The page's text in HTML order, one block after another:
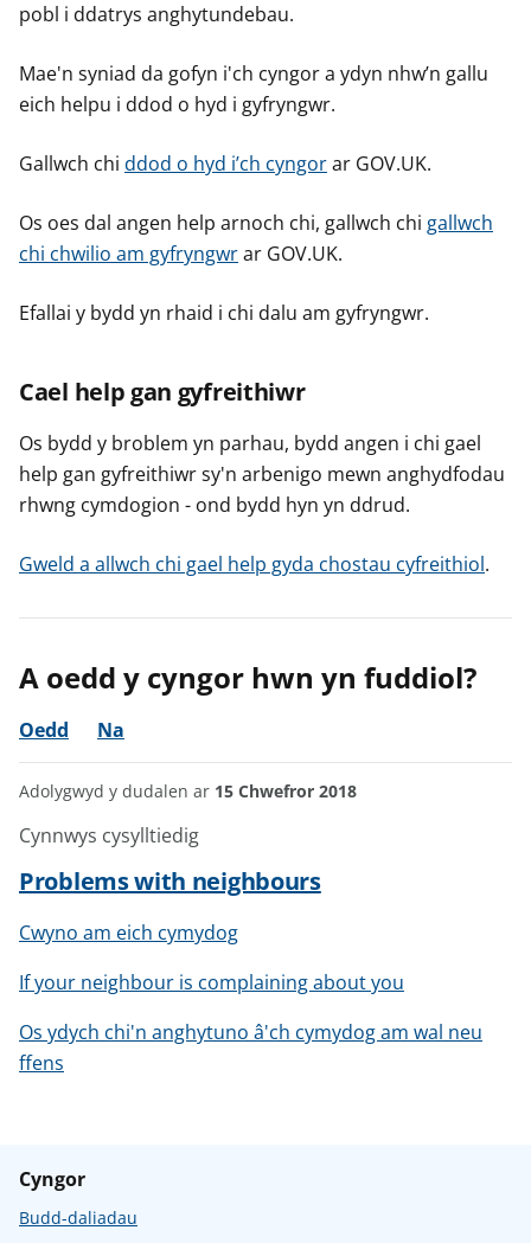
pobl i ddatrys anghytundebau.
Mae'n syniad da gofyn i'ch cyngor a ydyn nhw’n gallu
eich helpu i ddod o hyd i gyfryngwr.
Gallwch chi ddod o hyd i’ch cyngorar GOV.UK.
Os oes dal angen help arnoch chi, gallwch chi gallwch
chi chwilio am gyfryngwrar GOV.UK.
Efallai y bydd yn rhaid i chi dalu am gyfryngwr.
Cael help gan gyfreithiwr
Os bydd y broblem yn parhau, bydd angen i chi gael
help gan gyfreithiwr sy'n arbenigo mewn anghydfodau
rhwng cymdogion - ond bydd hyn yn ddrud.
Gweld a allwch chi gael help gyda chostau cyfreithiol.
A oedd y cyngor hwn yn fuddiol?
Oedd Na
Adolygwyd y dudalen ar 15 Chwefror 2018
Cynnwys cysylltiedig
Problems with neighbours
Cwyno am eich cymydog
If your neighbour is complaining about you
Os ydych chi'n anghytuno â'ch cymydog am wal neu
ffens
Cyngor
Budd-daliadau